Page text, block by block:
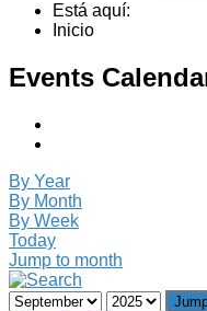
Está aquí:
Inicio
Events
By Year
By Month
By Week
Today
Jump to month